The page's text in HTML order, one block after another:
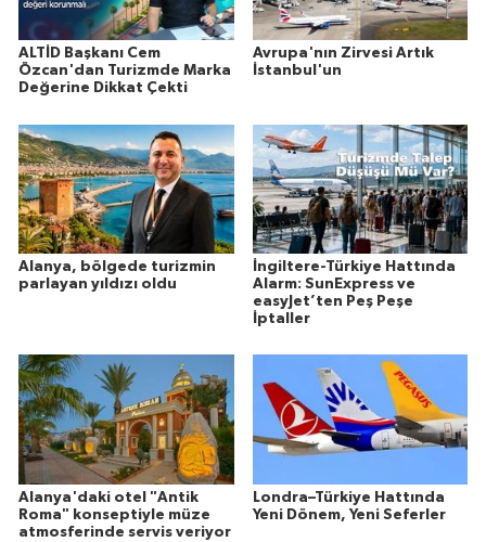
ALTİD Başkanı Cem
Özcan'dan Turizmde Marka
Değerine Dikkat Çekti
Avrupa'nın Zirvesi Artık
İstanbul'un
Alanya, bölgede turizmin
parlayan yıldızı oldu
İngiltere-Türkiye Hattında
Alarm: SunExpress ve
easyJet’ten Peş Peşe
İptaller
Alanya'daki otel "Antik
Roma" konseptiyle müze
atmosferinde servis veriyor
Londra–Türkiye Hattında
Yeni Dönem, Yeni Seferler